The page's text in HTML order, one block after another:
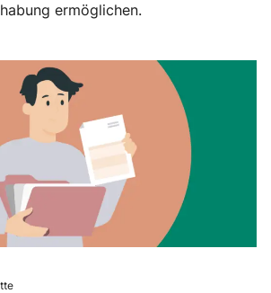
ermöglichen.